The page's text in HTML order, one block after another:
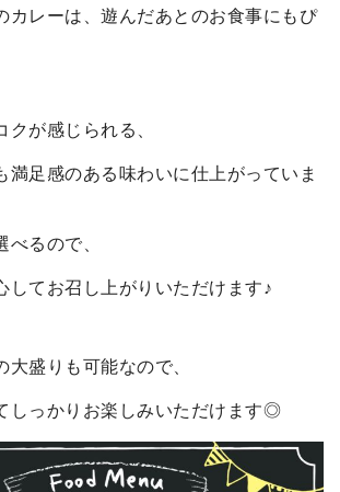
カレーは、遊んだあとのお食事にもぴ
クが感じられる、
満足感のある味わいに仕上がっていま
べるので、
してお召し上がりいただけます♪
大盛りも可能なので、
しっかりお楽しみいただけます◎